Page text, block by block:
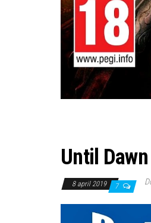
Until
8 april 2019 7